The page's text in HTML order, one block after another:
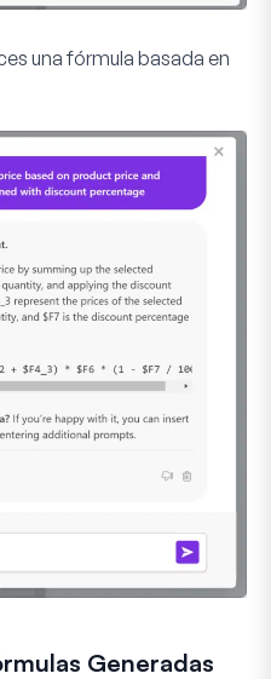
una fórmula basada en
Generadas